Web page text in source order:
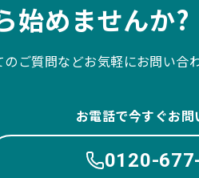
始めませんか?
ご質問などお気軽にお問い合
お電話で今すぐお問
0120-